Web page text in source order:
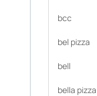
bcc
bel pizza
bell
bella pizza